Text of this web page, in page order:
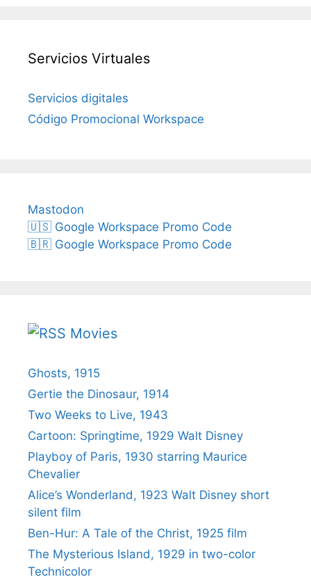
Servicios Virtuales
Servicios digitales
Código Promocional Workspace
Mastodon
🇺🇸 Google Workspace Promo Code
🇧🇷 Google Workspace Promo Code
Movies
Ghosts, 1915
Gertie the Dinosaur, 1914
Two Weeks to Live, 1943
Cartoon: Springtime, 1929 Walt Disney
Playboy of Paris, 1930 starring Maurice
Chevalier
Alice’s Wonderland, 1923 Walt Disney short
silent film
Ben-Hur: A Tale of the Christ, 1925 film
The Mysterious Island, 1929 in two-color
Technicolor